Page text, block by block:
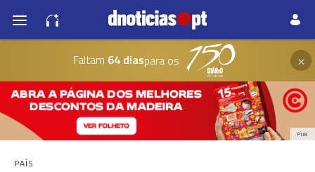
Faltam 64 diaspara os ×
PUB
PAÍS